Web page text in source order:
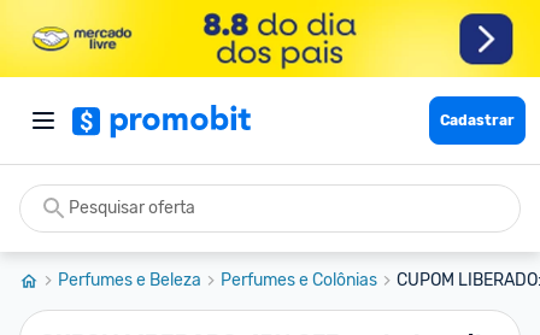
Cadastrar
Perfumes e Beleza Perfumes e Colônias CUPOM